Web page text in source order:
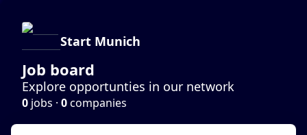
Start Munich
Job board
Explore opportunties in our network
0 jobs · 0companies